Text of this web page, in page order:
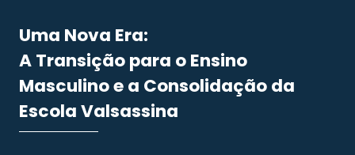
Uma Nova Era:
A Transição para o Ensino
Masculino e a Consolidação da
Escola Valsassina